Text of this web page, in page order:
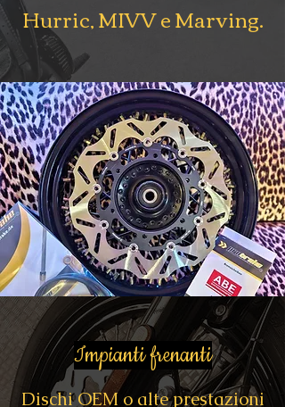
Hurric, MIVV e Marving.
Impianti frenanti
Dischi OEM o alte prestazioni